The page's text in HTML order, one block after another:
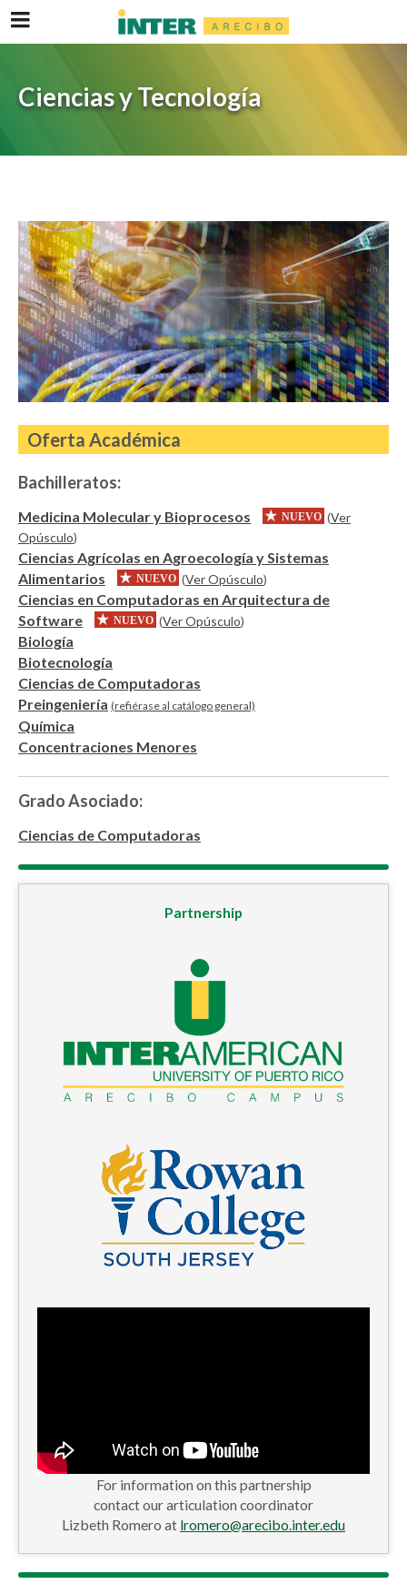
Ciencias y Tecnología
Oferta Académica
Bachilleratos:
Medicina Molecular y Bioprocesos NUEVO (Ver
Opúsculo)
Ciencias Agrícolas en Agroecología y Sistemas
Alimentarios
NUEVO (Ver Opúsculo)
Ciencias en Computadoras en Arquitectura de
Software
NUEVO (Ver Opúsculo)
Biología
Biotecnología
Ciencias de Computadoras
Preingeniería (refiérase al catálogo general)
Química
Concentraciones Menores
Grado Asociado:
Ciencias de Computadoras
Partnership
For information on this partnership
contact our articulation coordinator
Lizbeth Romero at lromero@arecibo.inter.edu